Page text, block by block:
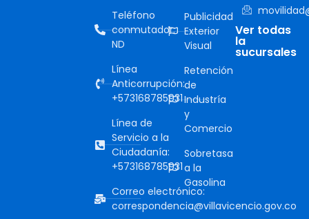
Teléfono
conmutador:
ND
Línea
Anticorrupción:
+573168785931
Línea de
Servicio a la
Ciudadanía:
+573168785931
Correo electrónico:
correspondencia@villavicencio.gov.co
Publicidad
Exterior
Visual
Retención
de
Industría
y
Comercio
Sobretasa
a la
Gasolina
Ver todas
la
sucursales